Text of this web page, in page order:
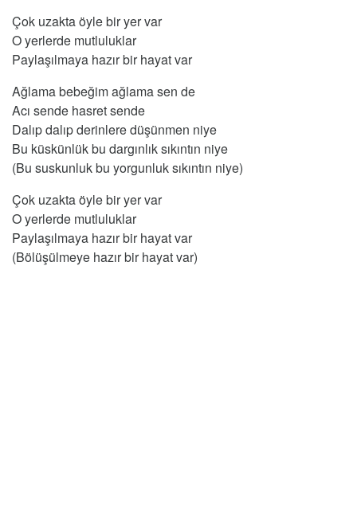
Çok uzakta öyle bir yer var
O yerlerde mutluluklar
Paylaşılmaya hazır bir hayat var
Ağlama bebeğim ağlama sen de
Acı sende hasret sende
Dalıp dalıp derinlere düşünmen niye
Bu küskünlük bu dargınlık sıkıntın niye
(Bu suskunluk bu yorgunluk sıkıntın niye)
Çok uzakta öyle bir yer var
O yerlerde mutluluklar
Paylaşılmaya hazır bir hayat var
(Bölüşülmeye hazır bir hayat var)